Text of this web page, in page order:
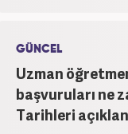
GÜNCEL
Uzman
başvuruları ne
Tarihleri